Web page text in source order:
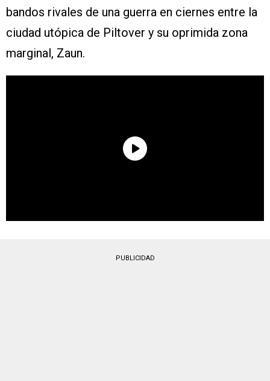
bandos rivales de una guerra en ciernes entre la
ciudad utópica de Piltover y su oprimida zona
marginal, Zaun.
PUBLICIDAD